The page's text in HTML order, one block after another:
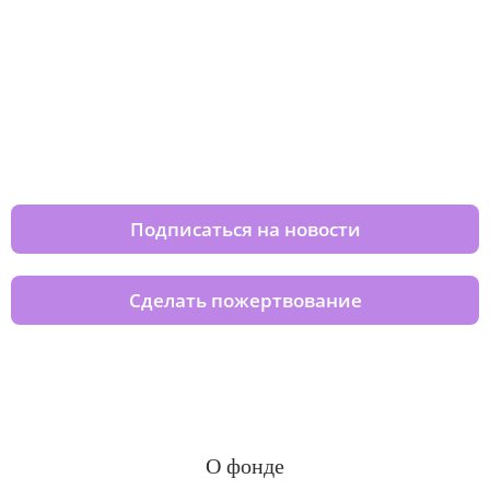
Подписаться на новости
Сделать пожертвование
О фонде